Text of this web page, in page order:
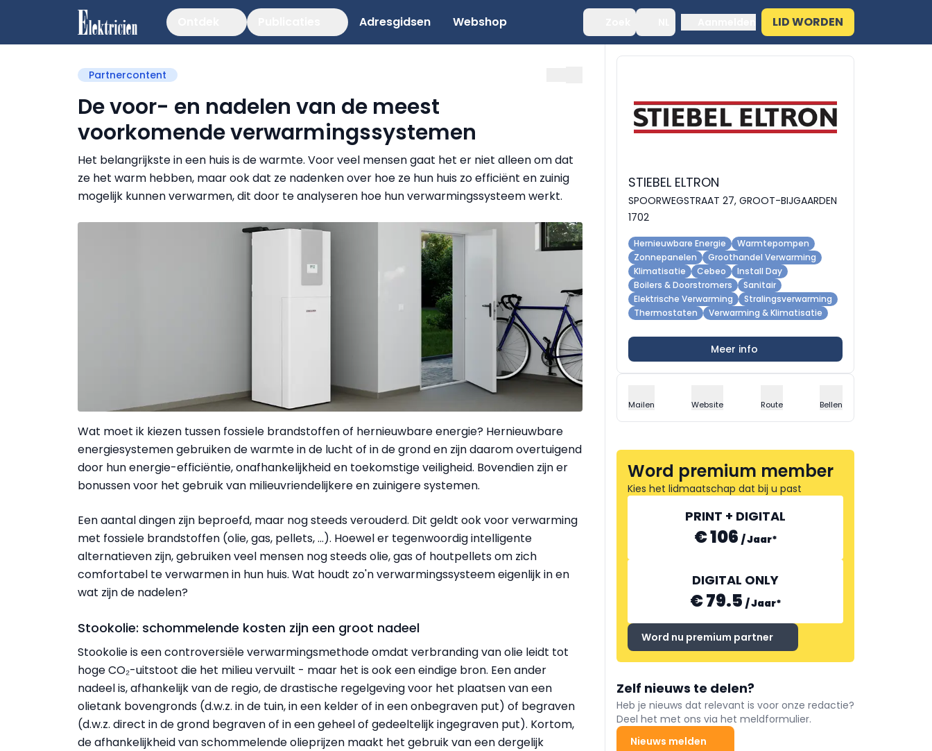
Adresgidsen Webshop LID WORDEN
Partnercontent
De voor- en nadelen van de meest
voorkomende verwarmingssystemen
Het belangrijkste in een huis is de warmte. Voor veel mensen gaat het er niet alleen om dat
ze het warm hebben, maar ook dat ze nadenken over hoe ze hun huis zo efficiënt en zuinig
mogelijk kunnen verwarmen, dit door te analyseren hoe hun verwarmingssysteem werkt.
Wat moet ik kiezen tussen fossiele brandstoffen of hernieuwbare energie? Hernieuwbare
energiesystemen gebruiken de warmte in de lucht of in de grond en zijn daarom overtuigend
door hun energie-efficiëntie, onafhankelijkheid en toekomstige veiligheid. Bovendien zijn er
bonussen voor het gebruik van milieuvriendelijkere en zuinigere systemen.
Een aantal dingen zijn beproefd, maar nog steeds verouderd. Dit geldt ook voor verwarming
met fossiele brandstoffen (olie, gas, pellets, ...). Hoewel er tegenwoordig intelligente
alternatieven zijn, gebruiken veel mensen nog steeds olie, gas of houtpellets om zich
comfortabel te verwarmen in hun huis. Wat houdt zo'n verwarmingssysteem eigenlijk in en
wat zijn de nadelen?
Stookolie: schommelende kosten zijn een groot nadeel
Stookolie is een controversiële verwarmingsmethode omdat verbranding van olie leidt tot
hoge CO₂-uitstoot die het milieu vervuilt - maar het is ook een eindige bron. Een ander
nadeel is, afhankelijk van de regio, de drastische regelgeving voor het plaatsen van een
olietank bovengronds (d.w.z. in de tuin, in een kelder of in een onbegraven put) of begraven
(d.w.z. direct in de grond begraven of in een geheel of gedeeltelijk ingegraven put). Kortom,
de afhankelijkheid van schommelende olieprijzen maakt het gebruik van een dergelijk
STIEBEL ELTRON
SPOORWEGSTRAAT 27, GROOT-BIJGAARDEN
1702
Hernieuwbare Energie
Warmtepompen
Zonnepanelen
Groothandel Verwarming
Klimatisatie
Cebeo
Install Day
Boilers & Doorstromers
Sanitair
Elektrische Verwarming
Stralingsverwarming
Thermostaten
Verwarming & Klimatisatie
Meer info
Mailen Website Route Bellen
Word premium member
Kies het lidmaatschap dat bij u past
PRINT + DIGITAL
€ 106 /Jaar*
DIGITAL ONLY
€ 79.5 /Jaar*
Word nu premium partner
Zelf nieuws te delen?
Heb je nieuws dat relevant is voor onze redactie?
Deel het met ons via het meldformulier.
Nieuws melden